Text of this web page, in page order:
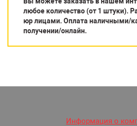
любое количество (от 1 штуки).
юр лицами. Оплата наличными/
получении/онлайн.
Информация о